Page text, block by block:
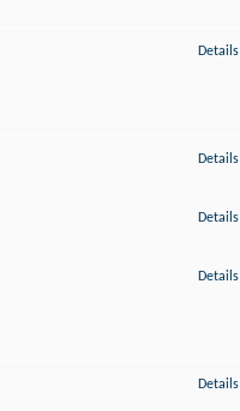
Details
Details
Details
Details
Details